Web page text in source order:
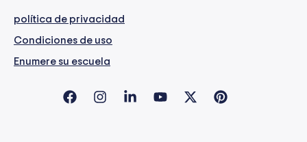
política de privacidad
Condiciones de uso
Enumere su escuela